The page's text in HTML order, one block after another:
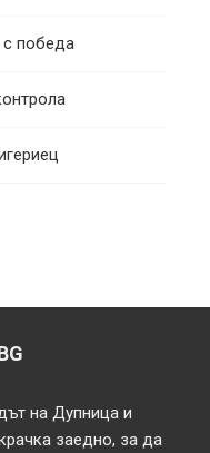
с победа
на Дупница и
заедно, за да